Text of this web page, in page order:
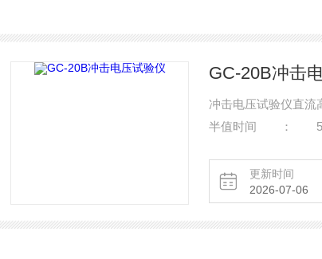
GC-20B冲击
冲击电压试验仪
半值时间 ： 50
更新时间
2026-07-06